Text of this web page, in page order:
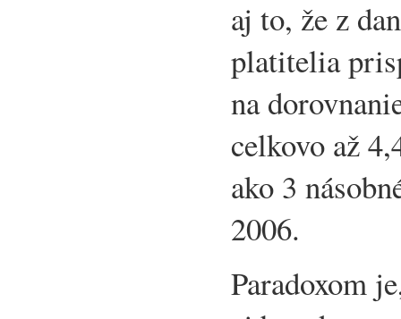
aj to, že z
platitelia
na
celkovo až
ako 3
2006.
Paradoxom